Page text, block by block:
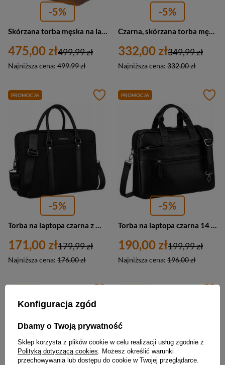
-5%
475,00 zł
Najniższa cena: 499,99 zł
499,99 zł
-5%
332,00 zł
Najniższa cena: 332,00 zł
349,99 zł
PROMOCJA
-5%
Torba na laptopa czarna z materiału do pracy - Rovicky R-C5900
171,00 zł
Najniższa cena: 176,00 zł
179,99 zł
PROMOCJA
-5%
Torba na laptopa czarna 14 cali ze skóry ekologicznej - Peterson LAP-513A-PUD-120
190,00 zł
Najniższa cena: 196,00 zł
199,99 zł
Konfiguracja zgód
Dbamy o Twoją prywatność
Sklep korzysta z plików cookie w celu realizacji usług zgodnie z
Polityką dotyczącą cookies . Możesz określić warunki
przechowywania lub dostępu do cookie w Twojej przeglądarce.